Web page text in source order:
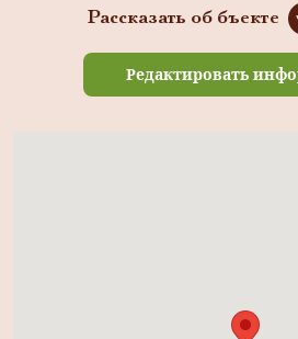
Рассказать об бъекте
Редактировать